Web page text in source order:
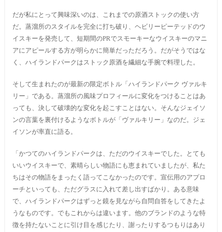
だが私にとって興味深いのは、これまでの原酒ストックの使い方
だ。蒸溜所のスタイルを完全に打ち破り、ヘビリーピーテッドのウ
イスキーを発売して、短期間のPRでスモーキーなウイスキーのマニ
アにアピールする方が明らかに簡単だっただろう。だがそうではな
く、ハイランドパークはストック原酒を繊細な手腕で料理した。
そして生まれたのが最新の限定ボトル「ハイランドパーク ヴァルキ
リー」である。蒸溜所の風味プロフィールに変化をつけることはあ
っても、決して破壊的な変化を起こすことはない。そんなジェイソ
ンの言葉を裏付けるようなボトルが「ヴァルキリー」なのだ。ジェ
イソンが率直に語る。
「かつてのハイランドパークは、ただのウイスキーでした。とても
いいウイスキーで、素晴らしい物語にも恵まれていましたが、私た
ちはその物語をまったく語ってこなかったのです。宣伝用のアプロ
ーチといっても、ただグラスに入れて差し出すばかり。ある意味
で、ハイランドパークはずっと鏡を見ながら自問自答をしてきたよ
うなものです。でもこれからは違います。他のブランドのような特
徴を持たないことに引け目を感じたり、謝ったりするつもりはあり